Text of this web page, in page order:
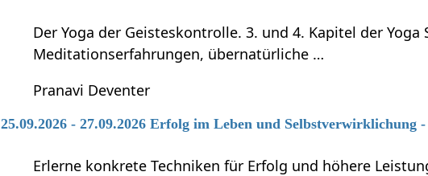
Der Yoga der Geisteskontrolle. 3. und 4. Kapitel der
Meditationserfahrungen, übernatürliche …
Pranavi Deventer
25.09.2026 - 27.09.2026 Erfolg im Leben und Selbstverwirklichung
Erlerne konkrete Techniken für Erfolg und höhere